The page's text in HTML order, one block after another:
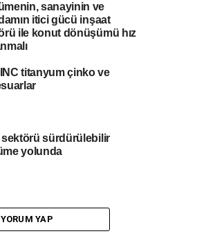
sanayinin ve
itici gücü inşaat
ile konut dönüşümü hız
titanyum çinko ve
sektörü sürdürülebilir
yolunda
YORUM YAP